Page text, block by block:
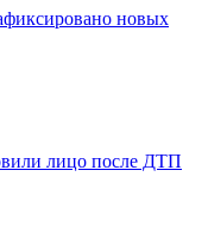
новых
лицо после ДТП